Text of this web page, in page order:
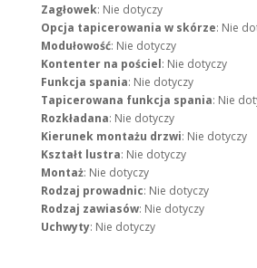
Zagłowek: Nie dotyczy
Opcja tapicerowania w skórze: Nie
Modułowość: Nie dotyczy
Kontenter na pościel: Nie dotyczy
Funkcja spania: Nie dotyczy
Tapicerowana funkcja spania: Nie
Rozkładana: Nie dotyczy
Kierunek montażu drzwi: Nie dotyczy
Kształt lustra: Nie dotyczy
Montaż: Nie dotyczy
Rodzaj prowadnic: Nie dotyczy
Rodzaj zawiasów: Nie dotyczy
Uchwyty: Nie dotyczy